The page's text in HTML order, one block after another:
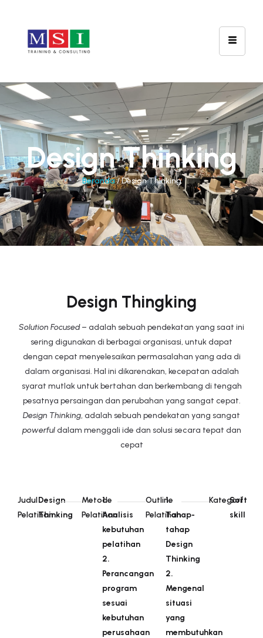
Design Thinking
Beranda/ Design Thinking
Judul
Pelatihan
Design
Thinking
Metode
Pelatihan
1.
Analisis
kebutuhan
pelatihan
2.
Perancangan
program
sesuai
kebutuhan
perusahaan
Outline
Pelatihan
1.
Tahap-
tahap
Design
Thinking
2.
Mengenal
situasi
yang
membutuhkan
Kategori
Soft
skill
Design Thingking
Solution Focused– adalah sebuah pendekatan yang saat ini
sering digunakan di berbagai organisasi, untuk dapat
dengan cepat menyelesaikan permasalahan yang ada di
dalam organisasi. Hal ini dikarenakan, kecepatan adalah
syarat mutlak untuk bertahan dan berkembang di tengah
pesatnya persaingan dan perubahan yang sangat cepat.
Design Thinking, adalah sebuah pendekatan yang sangat
powerfuldalam menggali ide dan solusi secara tepat dan
cepat